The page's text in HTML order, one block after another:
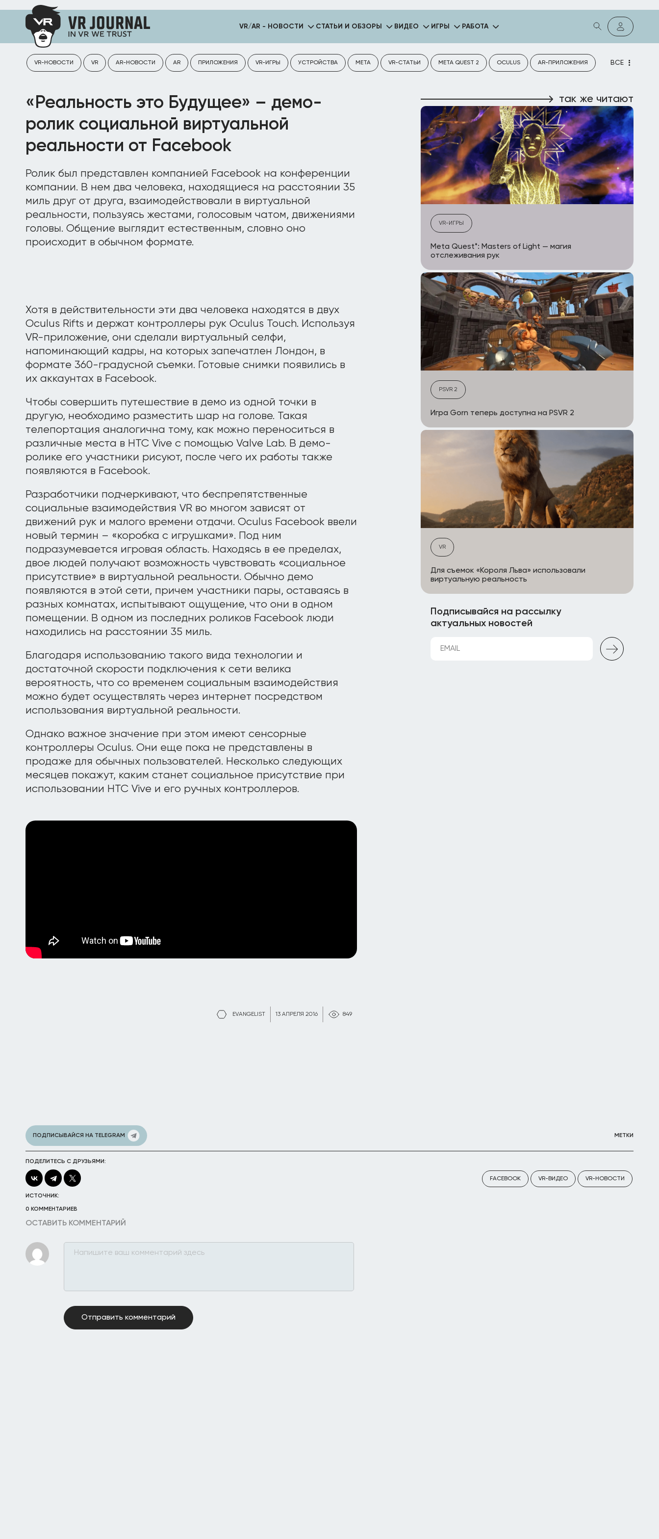
VR/AR - НОВОСТИ СТАТЬИ И ОБЗОРЫ ВИДЕО ИГРЫ РАБОТА
VR-НОВОСТИ VR AR-НОВОСТИ AR ПРИЛОЖЕНИЯ VR-ИГРЫ УСТРОЙСТВА META VR-СТАТЬИ META QUEST 2 OCULUS AR-ПРИЛОЖЕНИЯ ВСЕ
EVANGELIST 13 АПРЕЛЯ 2016 849
«Реальность это Будущее» – демо-
ролик социальной виртуальной
реальности от Facebook
Ролик был представлен компанией Facebook на конференции
компании. В нем два человека, находящиеся на расстоянии 35
миль друг от друга, взаимодействовали в виртуальной
реальности, пользуясь жестами, голосовым чатом, движениями
головы. Общение выглядит естественным, словно оно
происходит в обычном формате.
Хотя в действительности эти два человека находятся в двух
Oculus Rifts и держат контроллеры рук Oculus Touch. Используя
VR-приложение, они сделали виртуальный селфи,
напоминающий кадры, на которых запечатлен Лондон, в
формате 360-градусной съемки. Готовые снимки появились в
их аккаунтах в Facebook.
Чтобы совершить путешествие в демо из одной точки в
другую, необходимо разместить шар на голове. Такая
телепортация аналогична тому, как можно переноситься в
различные места в HTC Vive с помощью Valve Lab. В демо-
ролике его участники рисуют, после чего их работы также
появляются в Facebook.
Разработчики подчеркивают, что беспрепятственные
социальные взаимодействия VR во многом зависят от
движений рук и малого времени отдачи. Oculus Facebook ввели
новый термин – «коробка с игрушками». Под ним
подразумевается игровая область. Находясь в ее пределах,
двое людей получают возможность чувствовать «социальное
присутствие» в виртуальной реальности. Обычно демо
появляются в этой сети, причем участники пары, оставаясь в
разных комнатах, испытывают ощущение, что они в одном
помещении. В одном из последних роликов Facebook люди
находились на расстоянии 35 миль.
Благодаря использованию такого вида технологии и
достаточной скорости подключения к сети велика
вероятность, что со временем социальным взаимодействия
можно будет осуществлять через интернет посредством
использования виртуальной реальности.
Однако важное значение при этом имеют сенсорные
контроллеры Oculus. Они еще пока не представлены в
продаже для обычных пользователей. Несколько следующих
месяцев покажут, каким станет социальное присутствие при
использовании HTC Vive и его ручных контроллеров.
так же читают
VR-ИГРЫ
Meta Quest*: Masters of Light — магия
отслеживания рук
PSVR 2
Игра Gorn теперь доступна на PSVR 2
VR
Для съемок «Короля Льва» использовали
виртуальную реальность
Подписывайся на рассылку
актуальных новостей
ПОДПИСЫВАЙСЯ НА TELEGRAM МЕТКИ
ПОДЕЛИТЕСЬ С ДРУЗЬЯМИ:
FACEBOOK VR-ВИДЕО VR-НОВОСТИ
ИСТОЧНИК:
0 КОММЕНТАРИЕВ
ОСТАВИТЬ КОММЕНТАРИЙ